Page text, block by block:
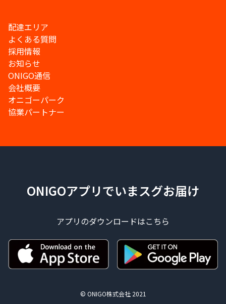
配達エリア
よくある質問
採用情報
お知らせ
ONIGO通信
会社概要
オニゴーパーク
協業パートナー
ONIGOアプリでいまスグお届け
アプリのダウンロードはこちら
© ONIGO株式会社 2021